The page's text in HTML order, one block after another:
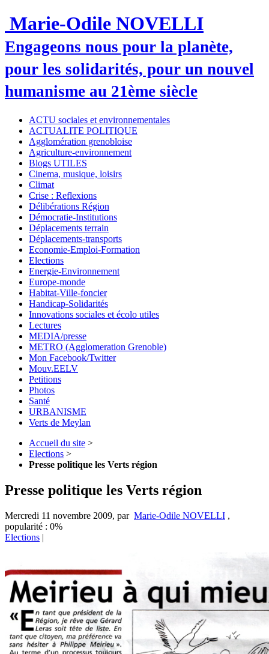
Marie-Odile NOVELLI
Engageons nous pour la planète,
pour les solidarités, pour un nouvel
humanisme au 21ème siècle
ACTU sociales et environnementales
ACTUALITE POLITIQUE
Agglomération grenobloise
Agriculture-environnement
Blogs UTILES
Cinema, musique, loisirs
Climat
Crise : Reflexions
Délibérations Région
Démocratie-Institutions
Déplacements terrain
Déplacements-transports
Economie-Emploi-Formation
Elections
Energie-Environnement
Europe-monde
Habitat-Ville-foncier
Handicap-Solidarités
Innovations sociales et écolo utiles
Lectures
MEDIA/presse
METRO (Agglomeration Grenoble)
Mon Facebook/Twitter
Mouv.EELV
Petitions
Photos
Santé
URBANISME
Verts de Meylan
Accueil du site >
Elections >
Presse politique les Verts région
Presse politique les Verts région
Mercredi 11 novembre 2009, par Marie-Odile NOVELLI ,
popularité : 0%
Elections |